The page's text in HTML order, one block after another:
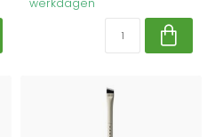
werkdagen